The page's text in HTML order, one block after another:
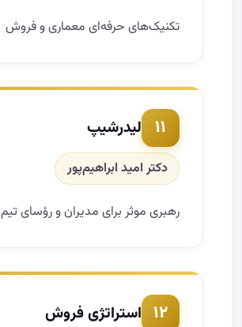
تکنیک‌های حرفه‌ای معماری و فروش
۱۱ لیدرشیپ
دکتر امید ابراهیم‌پور
رهبری موثر برای مدیران و رؤسای تیم
۱۲ استراتژی فروش